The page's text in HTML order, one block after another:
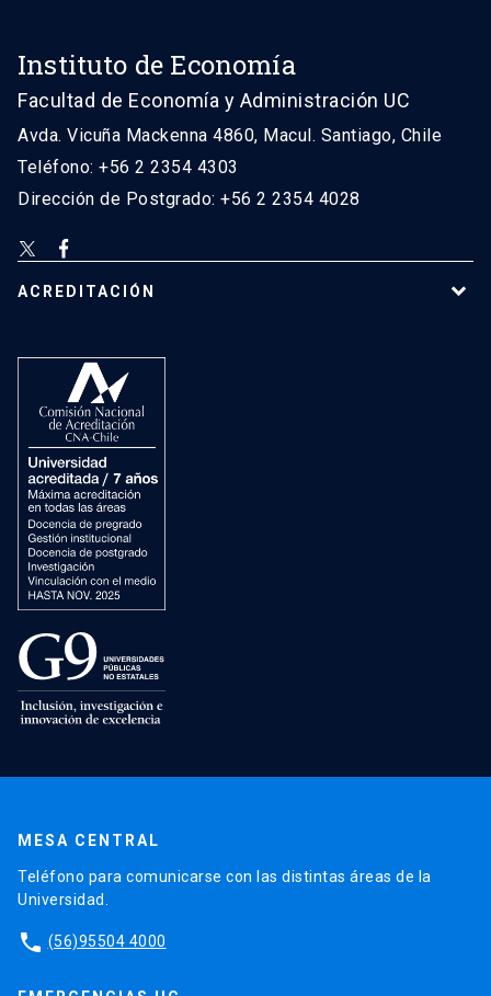
Instituto de Economía
Facultad de Economía y Administración UC
Avda. Vicuña Mackenna 4860, Macul. Santiago, Chile
Teléfono: +56 2 2354 4303
Dirección de Postgrado: +56 2 2354 4028
ACREDITACIÓN
MESA CENTRAL
Teléfono para comunicarse con las distintas áreas de la
Universidad.
phone (56)95504 4000